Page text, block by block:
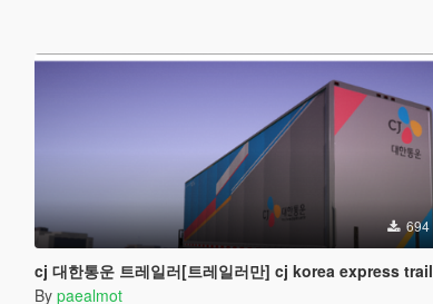
694
cj 대한통운 트레일러[트레일러만] cj korea express trailer[ONLY TRAILER]
By paealmot